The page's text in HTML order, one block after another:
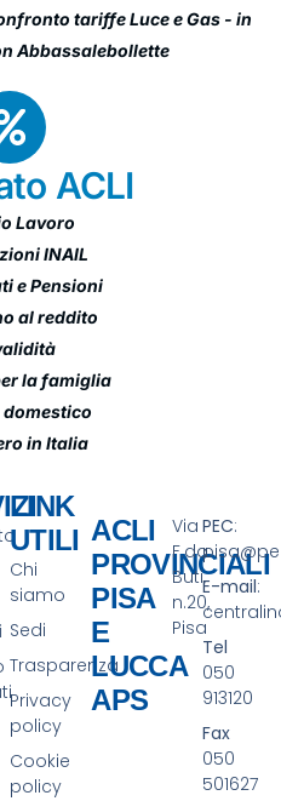
tariffe Luce e Gas - in
Abbassalebollette
ACLI
Lavoro
INAIL
e Pensioni
al reddito
la famiglia
domestico
in Italia
LINK
UTILI
Chi
siamo
Sedi
Trasparenza
Privacy
policy
Cookie
policy
ACLI
PROVINCIALI
PISA
E
LUCCA
APS
Via
F.da
Buti,
n.20,
Pisa
PEC:
E-mail:
Tel
050
913120
Fax
050
501627